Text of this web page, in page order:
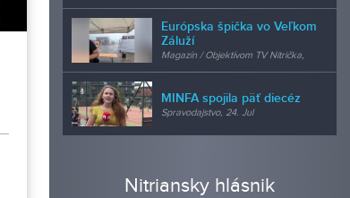
Európska špička vo Veľkom
Záluží
Magazín / Objektívom TV Nitrička,
MINFA spojila päť diecéz
Spravodajstvo, 24. Jul
Nitriansky hlásnik